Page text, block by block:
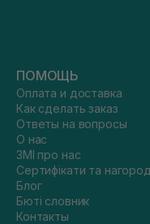
ПОМОЩЬ
Оплата и доставка
Как сделать заказ
Ответы на вопросы
О нас
ЗМІ про нас
Сертифікати та
Блог
Бюті словник
Контакты